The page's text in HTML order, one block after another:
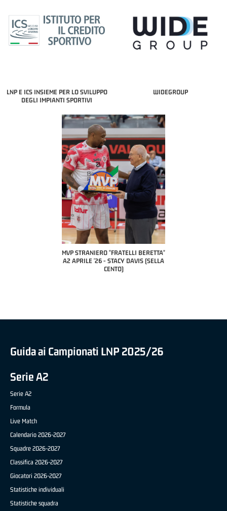
LNP E ICS INSIEME PER LO SVILUPPO
DEGLI IMPIANTI SPORTIVI
WIDEGROUP
MVP "FRATELLI BERETTA" SAMUEL
DILAS B NAZIONALE APRILE '26 -
MARCO RESTELLI (TAV TREVIGLIO
Guida ai Campionati LNP 2025/26
Serie A2
Serie A2
Formula
Live Match
Calendario 2026-2027
Squadre 2026-2027
Classifica 2026-2027
Giocatori 2026-2027
Statistiche individuali
Statistiche squadra